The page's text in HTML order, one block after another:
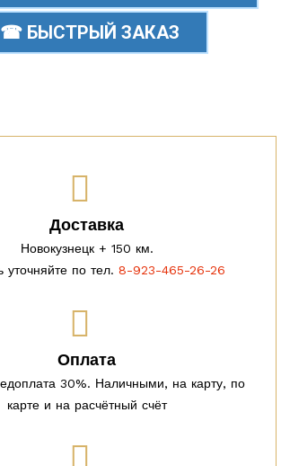
☎ БЫСТРЫЙ ЗАКАЗ
Доставка
Новокузнецк + 150 км.
уточняйте по тел. 8-923-465-26-26
Оплата
30%. Наличными, на карту, по
карте и на расчётный счёт